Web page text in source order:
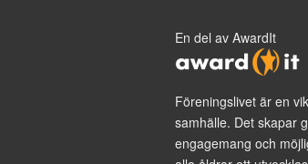
En del av AwardIt
Föreningslivet är en
samhälle. Det skapar
engagemang och